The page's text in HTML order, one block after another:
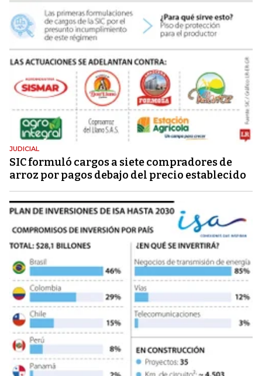
JUDICIAL
SIC formuló cargos a siete compradores de
arroz por pagos debajo del precio establecido